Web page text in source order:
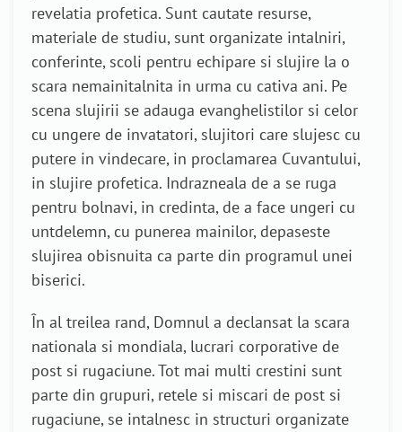
revelatia profetica. Sunt cautate resurse,
materiale de studiu, sunt organizate intalniri,
conferinte, scoli pentru echipare si slujire la o
scara nemainitalnita in urma cu cativa ani. Pe
scena slujirii se adauga evanghelistilor si celor
cu ungere de invatatori, slujitori care slujesc cu
putere in vindecare, in proclamarea Cuvantului,
in slujire profetica. Indrazneala de a se ruga
pentru bolnavi, in credinta, de a face ungeri cu
untdelemn, cu punerea mainilor, depaseste
slujirea obisnuita ca parte din programul unei
biserici.
În al treilea rand, Domnul a declansat la scara
nationala si mondiala, lucrari corporative de
post si rugaciune. Tot mai multi crestini sunt
parte din grupuri, retele si miscari de post si
rugaciune, se intalnesc in structuri organizate